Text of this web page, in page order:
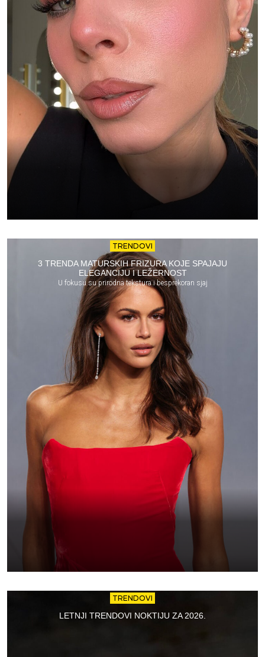
TRENDOVI
3 TRENDA MATURSKIH FRIZURA KOJE SPAJAJU
ELEGANCIJU I LEŽERNOST
U fokusu su prirodna tekstura i besprekoran sjaj
TRENDOVI
LETNJI TRENDOVI NOKTIJU ZA 2026.